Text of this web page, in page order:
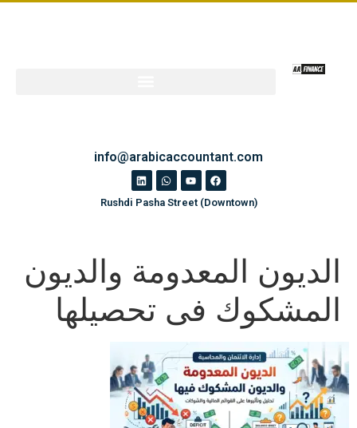
info@arabicaccountant.com
Rushdi Pasha Street (Downtown)
الديون المعدومة والديون
المشكوك فى تحصيلها